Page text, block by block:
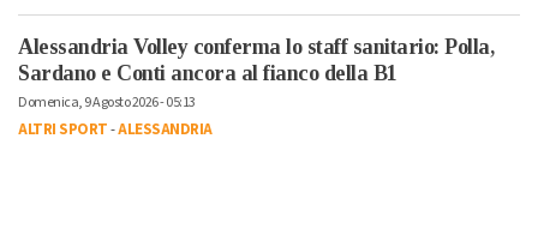
Alessandria Volley conferma lo staff sanitario: Polla,
Sardano e Conti ancora al fianco della B1
Domenica, 9 Agosto 2026 - 05:13
ALTRI SPORT-ALESSANDRIA